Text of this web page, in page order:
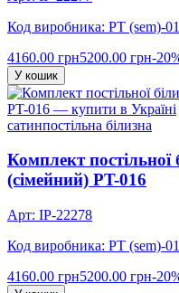
Код виробника: PT (sem)-
4160.00 грн5200.00 грн-
У кошик
сатинпостільна білизна
Комплект
(сімейний) PT-016
Арт: IP-22278
Код виробника: PT (sem)-
4160.00 грн5200.00 грн-